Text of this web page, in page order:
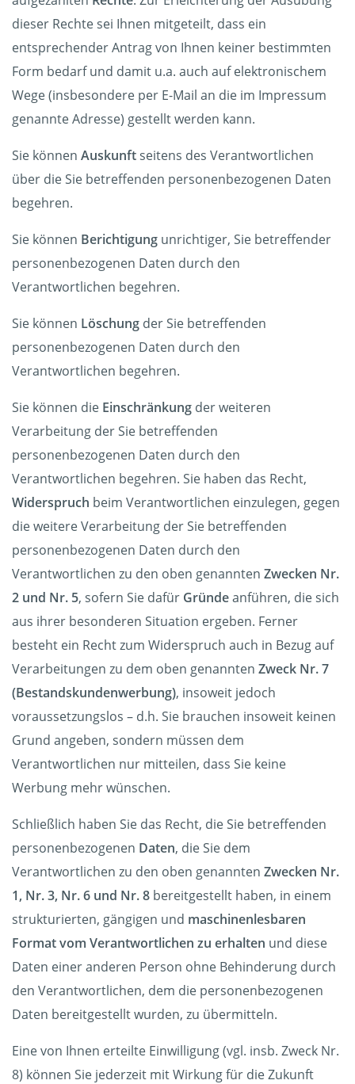
dieser Rechte sei Ihnen mitgeteilt, dass ein
entsprechender Antrag von Ihnen keiner bestimmten
Form bedarf und damit u.a. auch auf elektronischem
Wege (insbesondere per E-Mail an die im Impressum
genannte Adresse) gestellt werden kann.
Sie können Auskunftseitens des Verantwortlichen
über die Sie betreffenden personenbezogenen Daten
begehren.
Sie können Berichtigung unrichtiger, Sie betreffender
personenbezogenen Daten durch den
Verantwortlichen begehren.
Sie können Löschung der Sie betreffenden
personenbezogenen Daten durch den
Verantwortlichen begehren.
Sie können die Einschränkung der weiteren
Verarbeitung der Sie betreffenden
personenbezogenen Daten durch den
Verantwortlichen begehren. Sie haben das Recht,
Widerspruch beim Verantwortlichen einzulegen, gegen
die weitere Verarbeitung der Sie betreffenden
personenbezogenen Daten durch den
Verantwortlichen zu den oben genannten Zwecken Nr.
2 und Nr. 5, sofern Sie dafür Gründeanführen, die sich
aus ihrer besonderen Situation ergeben. Ferner
besteht ein Recht zum Widerspruch auch in Bezug auf
Verarbeitungen zu dem oben genannten Zweck Nr. 7
(Bestandskundenwerbung), insoweit jedoch
voraussetzungslos – d.h. Sie brauchen insoweit keinen
Grund angeben, sondern müssen dem
Verantwortlichen nur mitteilen, dass Sie keine
Werbung mehr wünschen.
Schließlich haben Sie das Recht, die Sie betreffenden
personenbezogenen Daten, die Sie dem
Verantwortlichen zu den oben genannten Zwecken Nr.
1, Nr. 3, Nr. 6 und Nr. 8 bereitgestellt haben, in einem
strukturierten, gängigen und maschinenlesbaren
Format vom Verantwortlichen zu erhalten und diese
Daten einer anderen Person ohne Behinderung durch
den Verantwortlichen, dem die personenbezogenen
Daten bereitgestellt wurden, zu übermitteln.
Eine von Ihnen erteilte Einwilligung (vgl. insb. Zweck Nr.
8) können Sie jederzeit mit Wirkung für die Zukunft